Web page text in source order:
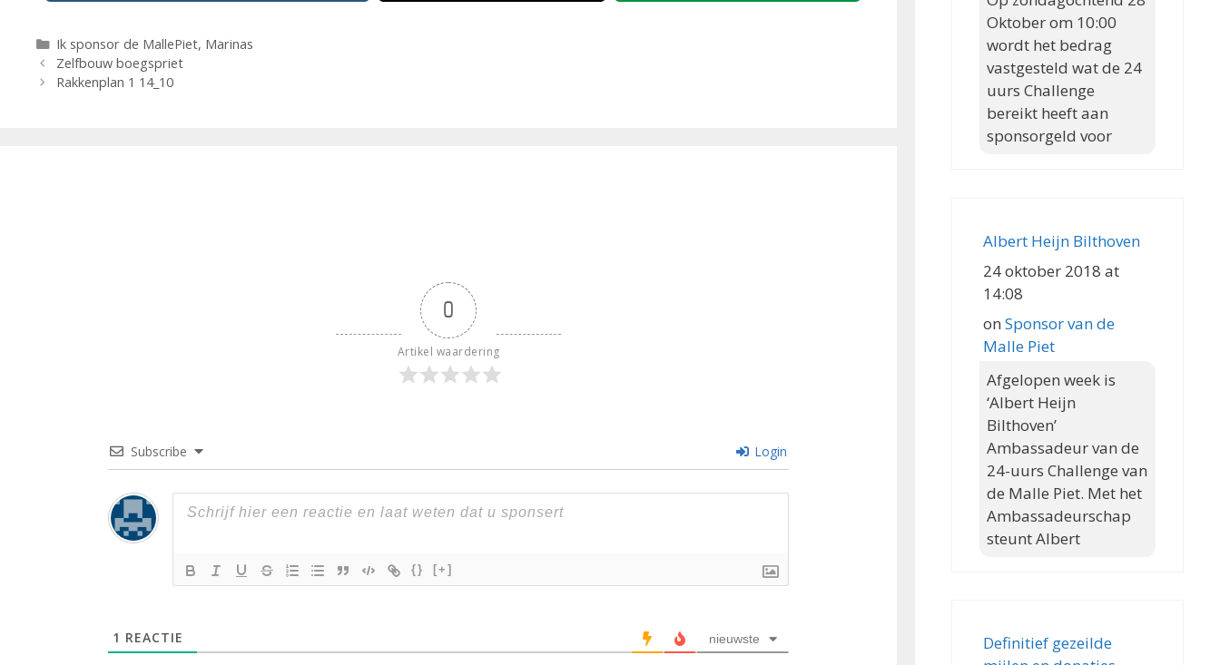
Categorieën
Ik sponsor de MallePiet, Marinas
Zelfbouw boegspriet
Rakkenplan 1 14_10
0
Artikel waardering
Subscribe Login
{} [+]
1 REACTIE nieuwste
Oktober om 10:00
wordt het bedrag
vastgesteld wat de 24
uurs Challenge
bereikt heeft aan
sponsorgeld voor
Albert Heijn Bilthoven
24 oktober 2018 at
14:08
on Sponsor van de
Malle Piet
Afgelopen week is
‘Albert Heijn
Bilthoven’
Ambassadeur van de
24-uurs Challenge van
de Malle Piet. Met het
Ambassadeurschap
steunt Albert
Definitief gezeilde